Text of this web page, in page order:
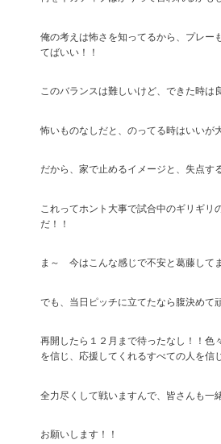
俺の考えは怖さを知ってるから、プレー
てばいい！！
このバランスは難しいけど、できた時
怖いものなしだと、のってる時はいいが
だから、家で止めるイメージと、失点す
これってホント大事で試合中のギリギ
だ！！
ま～ 今はこんな感じで不安と葛藤して
でも、当日ピッチに立てたなら腹決めて
再開したら１２月まで待ったなし！！色
を信じ、応援してくれるすべての人を信
全力尽くして戦いますんで、皆さんも一
お願いします！！